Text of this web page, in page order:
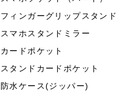
フィンガーグリップスタンド
スマホスタンドミラー
カードポケット
スタンドカードポケット
防水ケース(ジッパー)